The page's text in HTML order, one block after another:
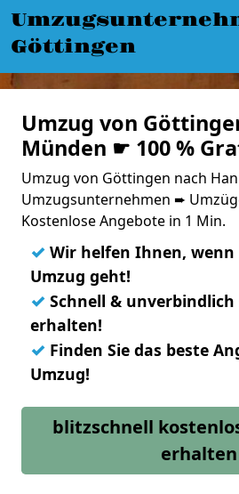
Göttingen
Umzug von
Münden ☛ 100 %
Umzug von Göttingen nach
Umzugsunternehmen ➨
Kostenlose Angebote in 1 Min.
✓ Wir helfen Ihnen,
Umzug geht!
✓ Schnell &
erhalten!
✓ Finden Sie das beste
Umzug!
blitzschnell
erhalten